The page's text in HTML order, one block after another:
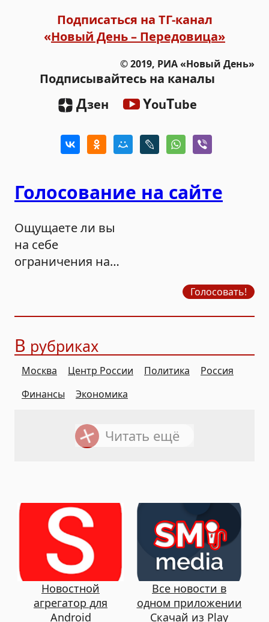
Подписаться на ТГ-канал
«Новый День – Передовица»
© 2019, РИА «Новый День»
Подписывайтесь на каналы
Дзен YouTube
Голосование на сайте
Ощущаете ли вы
на себе
ограничения на
Голосовать!
В рубриках
Москва Центр России Политика
Россия
Финансы
Экономика
Читать ещё
Новостной
агрегатор для
Android
Все новости в
одном приложении
Скачай из Play